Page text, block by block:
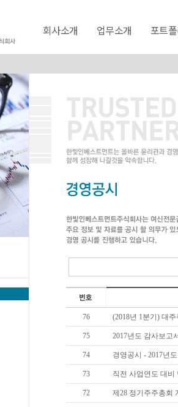
회사소개 업무소개 포트
76 (2018년 1분기) 대
75 2017년도 감사보고
74 경영공시 - 2017년
73 직전 사업연도 대비
72 제28 정기주주총회